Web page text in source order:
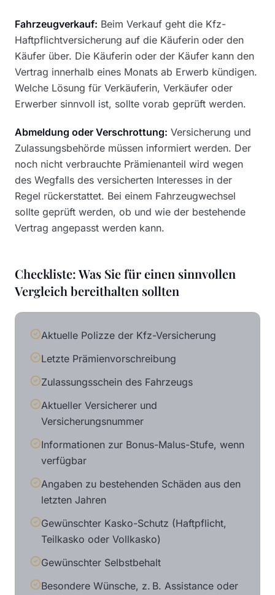
Fahrzeugverkauf: Beim Verkauf geht die Kfz-
Haftpflichtversicherung auf die Käuferin oder den
Käufer über. Die Käuferin oder der Käufer kann den
Vertrag innerhalb eines Monats ab Erwerb kündigen.
Welche Lösung für Verkäuferin, Verkäufer oder
Erwerber sinnvoll ist, sollte vorab geprüft werden.
Abmeldung oder Verschrottung: Versicherung und
Zulassungsbehörde müssen informiert werden. Der
noch nicht verbrauchte Prämienanteil wird wegen
des Wegfalls des versicherten Interesses in der
Regel rückerstattet. Bei einem Fahrzeugwechsel
sollte geprüft werden, ob und wie der bestehende
Vertrag angepasst werden kann.
Checkliste: Was Sie für einen sinnvollen
Vergleich bereithalten sollten
Aktuelle Polizze der Kfz-Versicherung
Letzte Prämienvorschreibung
Zulassungsschein des Fahrzeugs
Aktueller Versicherer und
Versicherungsnummer
Informationen zur Bonus-Malus-Stufe, wenn
verfügbar
Angaben zu bestehenden Schäden aus den
letzten Jahren
Gewünschter Kasko-Schutz (Haftpflicht,
Teilkasko oder Vollkasko)
Gewünschter Selbstbehalt
Besondere Wünsche, z. B. Assistance oder